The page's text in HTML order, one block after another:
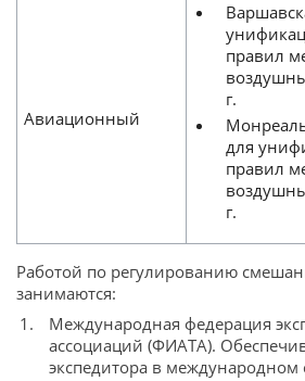
Авиационный
правил
г.
для
правил
г.
Работой по регулированию
занимаются:
Международная федерация
ассоциаций (ФИАТА).
экспедитора в